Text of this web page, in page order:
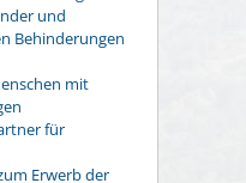
und
Behinderungen
mit
für
Erwerb der